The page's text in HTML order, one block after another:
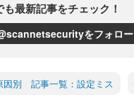
も最新記事をチェック！
をフォロー
別 記事一覧：設定ミス